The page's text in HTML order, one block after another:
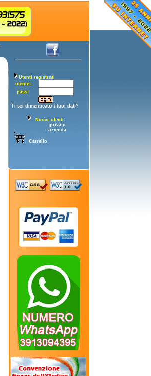
Utenti registrati
utente:
pass:
Ti sei dimenticato i tuoi dati?
Nuovi utenti:
- privato
- azienda
Carrello